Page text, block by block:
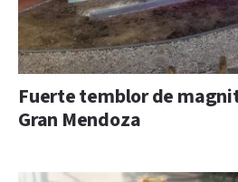
Fuerte temblor de
Gran Mendoza